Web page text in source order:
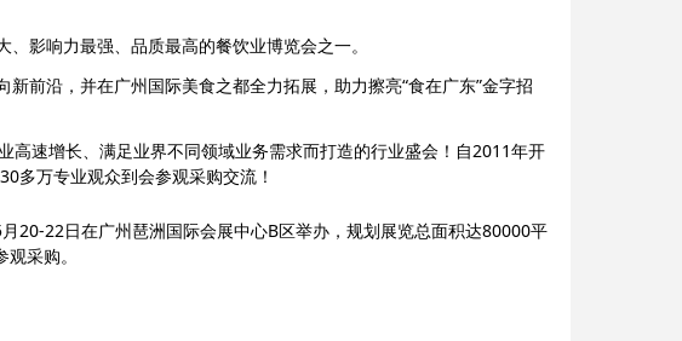
影响力最强、品质最高的餐饮业博览会之一。
前沿，并在广州国际美食之都全力拓展，助力擦亮“食在广东”金字招
速增长、满足业界不同领域业务需求而打造的行业盛会！自2011年开
多万专业观众到会参观采购交流！
20-22日在广州琶洲国际会展中心B区举办，规划展览总面积达80000平
采购。